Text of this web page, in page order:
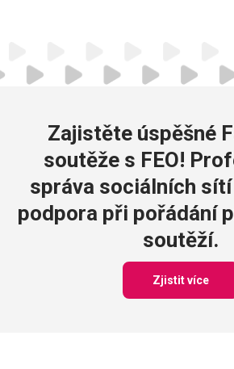
Zajistěte úspěšné
soutěže s FEO!
správa sociálních
podpora při pořádání
soutěží.
Zjistit více